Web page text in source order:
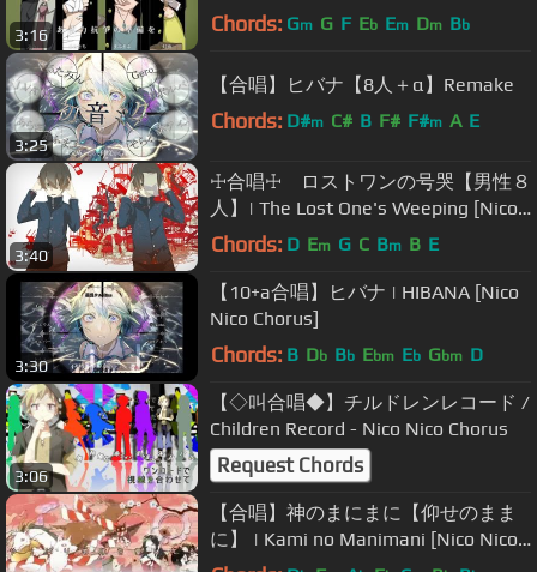
3:16
Girl (Oomori Gasshou Serious ver.)
Chords: Gm G F Eb Em Dm Bb
3:25
【合唱】ヒバナ【8人＋α】Remake
Chords: D#m C# B F# F#m A E
3:40
☩合唱☩ ロストワンの号哭【男性８
人】| The Lost One's Weeping [Nico
Nico Chorus]
Chords: D Em G C Bm B E
3:30
【10+a合唱】ヒバナ | HIBANA [Nico
Nico Chorus]
Chords: B Db Bb Ebm Eb Gbm D
3:06
【◇叫合唱◆】チルドレンレコード /
Children Record - Nico Nico Chorus
Request Chords
【合唱】神のまにまに【仰せのまま
に】 | Kami no Manimani [Nico Nico
Chorus]